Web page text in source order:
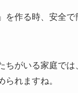
を作る時、安全で
ちがいる家庭では
られますね。